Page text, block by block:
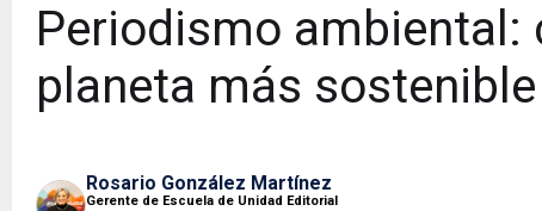
Periodismo ambiental:
planeta más sostenible
Rosario González Martínez
Gerente de Escuela de Unidad Editorial